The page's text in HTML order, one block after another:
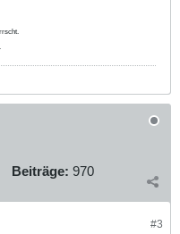
Beiträge: 970
#3